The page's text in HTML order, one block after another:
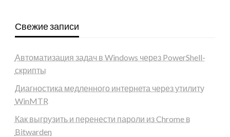
Свежие записи
Автоматизация задач в Windows через PowerShell-
скрипты
Диагностика медленного интернета через утилиту
WinMTR
Как выгрузить и перенести пароли из Chrome в
Bitwarden